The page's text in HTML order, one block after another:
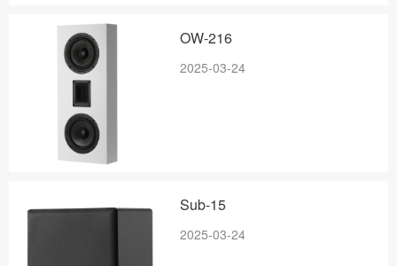
OW-216
2025-03-24
Sub-15
2025-03-24